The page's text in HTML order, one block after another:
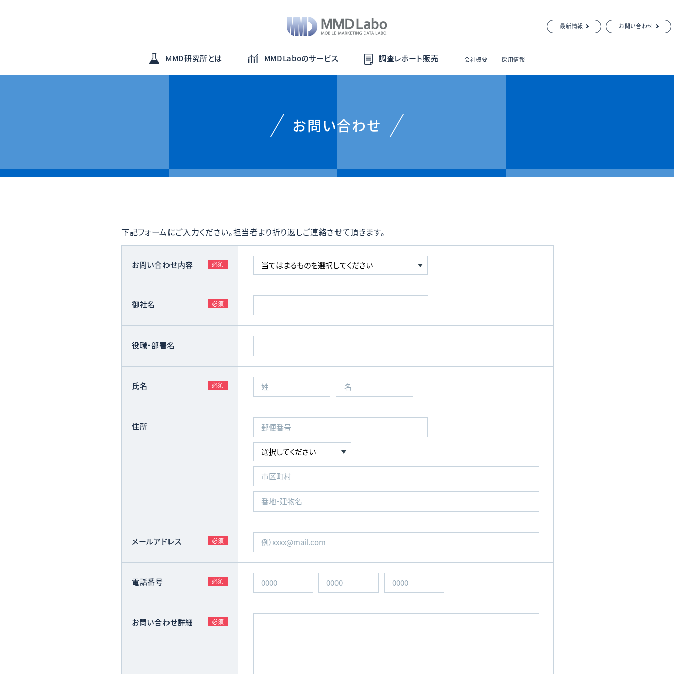
MMD研究所とは MMDLaboのサービス 調査レポート販売 会社概要 採用情報
最新情報 お問い合わせ
お問い合わせ
下記フォームにご入力ください。担当者より折り返しご連絡させて頂きます。
お問い合わせ内容 必須
御社名 必須
役職・部署名
氏名 必須
住所
メールアドレス 必須
電話番号 必須
お問い合わせ詳細 必須